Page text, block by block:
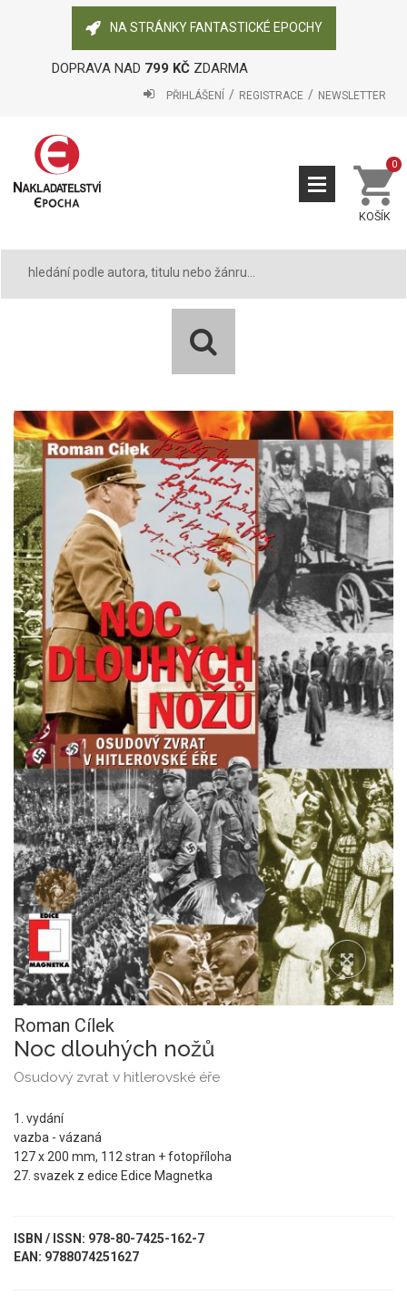
NA STRÁNKY FANTASTICKÉ EPOCHY
DOPRAVA NAD 799 KČZDARMA
PŘIHLÁŠENÍ REGISTRACE NEWSLETTER
KOŠÍK
0
Roman Cílek
Noc dlouhých nožů
Osudový zvrat v hitlerovské éře
1. vydání
vazba - vázaná
127 x 200 mm, 112 stran + fotopříloha
27. svazek z edice Edice Magnetka
ISBN / ISSN: 978-80-7425-162-7
EAN: 9788074251627